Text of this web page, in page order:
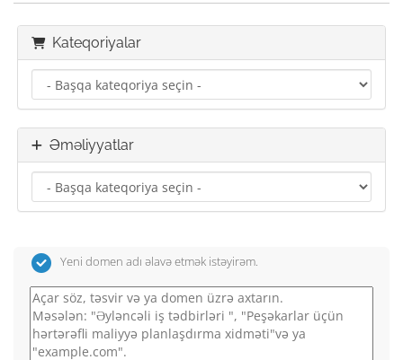
Kateqoriyalar
Əməliyyatlar
Yeni domen adı əlavə etmək istəyirəm.